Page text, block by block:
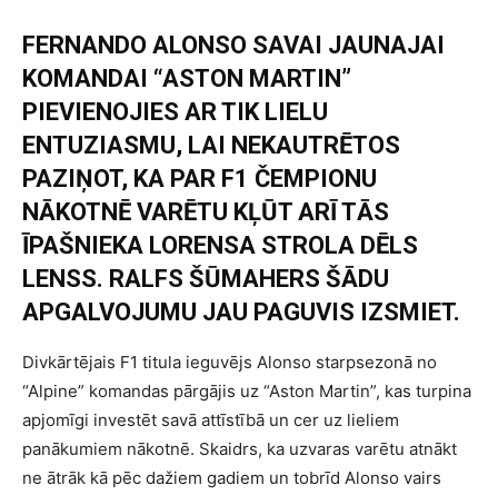
FERNANDO ALONSO SAVAI JAUNAJAI
KOMANDAI “ASTON MARTIN”
PIEVIENOJIES AR TIK LIELU
ENTUZIASMU, LAI NEKAUTRĒTOS
PAZIŅOT, KA PAR F1 ČEMPIONU
NĀKOTNĒ VARĒTU KĻŪT ARĪ TĀS
ĪPAŠNIEKA LORENSA STROLA DĒLS
LENSS. RALFS ŠŪMAHERS ŠĀDU
APGALVOJUMU JAU PAGUVIS IZSMIET.
Divkārtējais F1 titula ieguvējs Alonso starpsezonā no
“Alpine” komandas pārgājis uz “Aston Martin”, kas turpina
apjomīgi investēt savā attīstībā un cer uz lieliem
panākumiem nākotnē. Skaidrs, ka uzvaras varētu atnākt
ne ātrāk kā pēc dažiem gadiem un tobrīd Alonso vairs